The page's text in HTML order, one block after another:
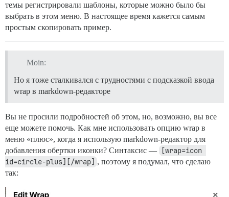
темы регистрировали шаблоны, которые можно было бы
выбрать в этом меню. В настоящее время кажется самым
простым скопировать пример.
Moin:
Но я тоже сталкивался с трудностями с подсказкой ввода
wrap в markdown-редакторе
Вы не просили подробностей об этом, но, возможно, вы все
еще можете помочь. Как мне использовать опцию wrap в
меню «плюс», когда я использую markdown-редактор для
добавления обертки иконки? Синтаксис —
[wrap=icon
id=circle-plus][/wrap] , поэтому я подумал, что сделаю
так: